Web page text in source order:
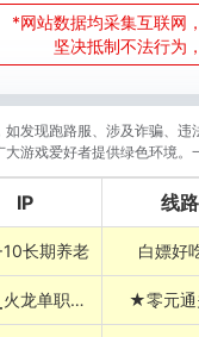
*网站数据均采集互联网
坚决抵制不法行为
如发现跑路服、涉及诈骗、
大游戏爱好者提供绿色环境
IP 线路
长期养老 白嫖好
▅▃▁火龙单职业▁▃▅ ★零元